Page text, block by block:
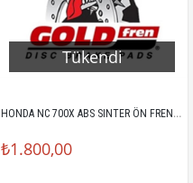
Tükendi
HONDA NC 700X ABS SINTER ÖN FREN BALATASI
₺1.800,00